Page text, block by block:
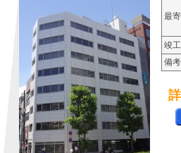
最
竣工
備考